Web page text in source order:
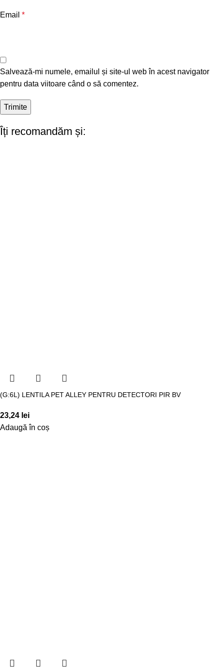
Email *
Salvează-mi numele, emailul și site-ul web în acest navigator
pentru data viitoare când o să comentez.
Îți recomandăm și:
(G:6L) LENTILA PET ALLEY PENTRU DETECTORI PIR BV
23,24 lei
Adaugă în coș